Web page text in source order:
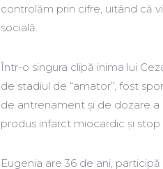
controlăm prin cifre, uitând că
socială.
Într-o singura clipă inima lui
de stadiul de “amator”, fost
de antrenament și de dozare a
produs infarct miocardic și stop
Eugenia are 36 de ani,